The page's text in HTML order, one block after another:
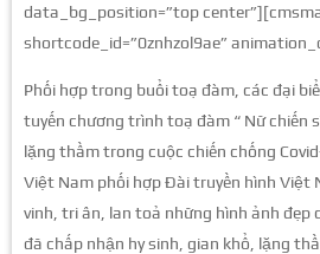
data_bg_position=”top
shortcode_id=”0znhzol9ae”
Phối hợp trong buổi toạ đàm, các đại
tuyến chương trình toạ đàm “ Nữ chiến
lặng thầm trong cuộc chiến chống
Việt Nam phối hợp Đài truyền hình Việt
vinh, tri ân, lan toả những hình ảnh đẹp
đã chấp nhận hy sinh, gian khổ, lặng